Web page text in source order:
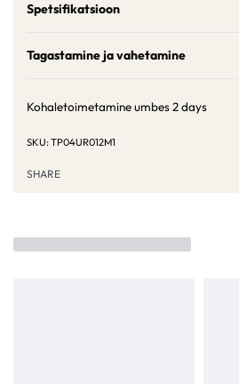
Spetsifikatsioon
Tagastamine ja vahetamine
Kohaletoimetamine umbes2 days
TP04UR012M1
SHARE